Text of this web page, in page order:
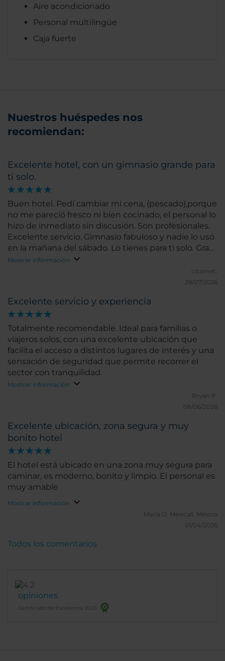
Aire acondicionado
Personal multilingüe
Caja fuerte
Nuestros huéspedes nos
recomiendan:
Excelente hotel, con un gimnasio grande para
ti solo.
Buen hotel. Pedí cambiar mi cena, (pescado),porque
no me pareció fresco ni bien cocinado, el personal lo
hizo de inmediato sin discusión. Son profesionales.
Excelente servicio. Gimnasio fabuloso y nadie lo usó
en la mañana del sábado. Lo tienes para ti solo. Gran
calidad precio. Yo no tuve problema para dormir sin
huéspedes reportaron ruido excesivo que se
de algún antro cercano, los cambiaron de cuarto sin
discusión. Por tanto, es una excelente opción.
Resuelve inconvenientes y te deja la sensación de
que están para ayudarte y dan soluciones, no
pretextos. Recomendado.
Mostrar información
cicamet.
29/07/2026
Excelente servicio y experiencia
Totalmente recomendable. Ideal para familias o
viajeros solos, con una excelente ubicación que
facilita el acceso a distintos lugares de interés y una
sensación de seguridad que permite recorrer el
sector con tranquilidad.
Mostrar información
Bryan P.
08/06/2026
Excelente ubicación, zona segura y muy
bonito hotel
El hotel está ubicado en una zona muy segura para
caminar, es moderno, bonito y limpio. El personal es
muy amable
Mostrar información
María D. Mexicali, México
01/04/2026
opiniones
Certificado de Excelencia 2025
Todos los comentarios